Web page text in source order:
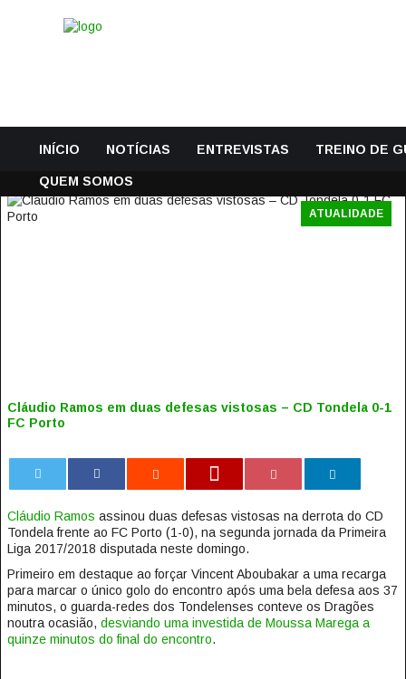
INÍCIO NOTÍCIAS ENTREVISTAS TREINO DE
QUEM SOMOS
ATUALIDADE
Cláudio Ramos em duas defesas vistosas – CD Tondela 0-1
FC Porto
Cláudio Ramos assinou duas defesas vistosas na derrota do CD
Tondela frente ao FC Porto (1-0), na segunda jornada da Primeira
Liga 2017/2018 disputada neste domingo.
Primeiro em destaque ao forçar Vincent Aboubakar a uma recarga
para marcar o único golo do encontro após uma bela defesa aos 37
minutos, o guarda-redes dos Tondelenses conteve os Dragões
noutra ocasião, desviando uma investida de Moussa Marega a
quinze minutos do final do encontro.